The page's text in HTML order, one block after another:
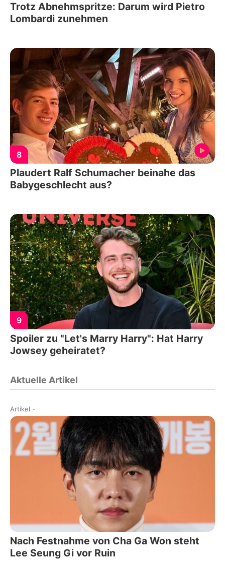
Trotz Abnehmspritze: Darum wird Pietro
Lombardi zunehmen
8
Plaudert Ralf Schumacher beinahe das
Babygeschlecht aus?
9
Spoiler zu "Let's Marry Harry": Hat Harry
Jowsey geheiratet?
Aktuelle Artikel
Artikel -
Nach Festnahme von Cha Ga Won steht
Lee Seung Gi vor Ruin